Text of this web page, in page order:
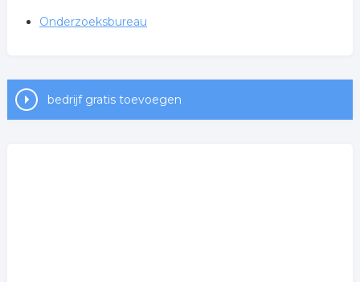
Onderzoeksbureau
bedrijf gratis toevoegen